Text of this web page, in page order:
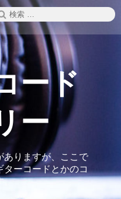
ード
ー
ありますが、ここで
ーコードとかのコ
。